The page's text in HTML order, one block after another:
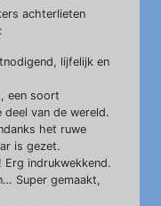
achterlieten
lijfelijk en
soort
van de wereld.
het ruwe
is gezet.
indrukwekkend.
Super gemaakt,